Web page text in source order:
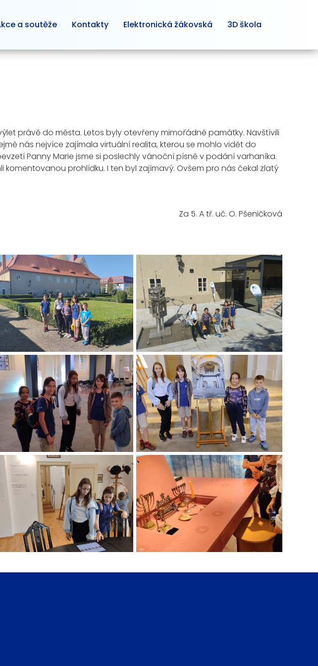
a soutěže Kontakty Elektronická žákovská 3D škola
právě do města. Letos byly otevřeny mimořádné památky. Navštívili
nás nejvíce zajímala virtuální realita, kterou se mohlo vidět do
Panny Marie jsme si poslechly vánoční písně v podání varhaníka.
prohlídku. I ten byl zajímavý. Ovšem pro nás čekal zlatý
Za 5. A tř. uč. O. Pšeničková